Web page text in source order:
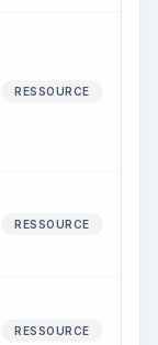
RESSOURCE
RESSOURCE
RESSOURCE